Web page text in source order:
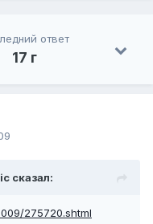
ответ
17 г
сказал:
275720.shtml